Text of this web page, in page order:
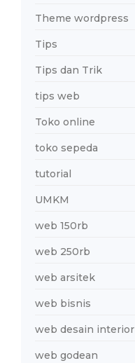
Theme wordpress
Tips
Tips dan Trik
tips web
Toko online
toko sepeda
tutorial
UMKM
web 150rb
web 250rb
web arsitek
web bisnis
web desain interior
web godean